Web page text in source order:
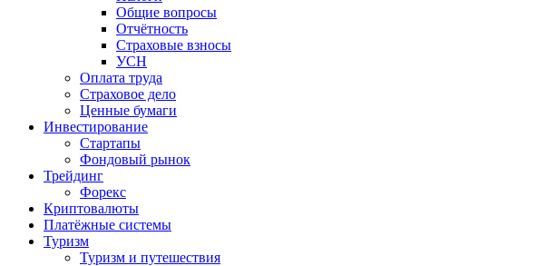
Общие вопросы
Отчётность
Страховые взносы
УСН
Оплата труда
Страховое дело
Ценные бумаги
Инвестирование
Стартапы
Фондовый рынок
Трейдинг
Форекс
Криптовалюты
Платёжные системы
Туризм
Туризм и путешествия